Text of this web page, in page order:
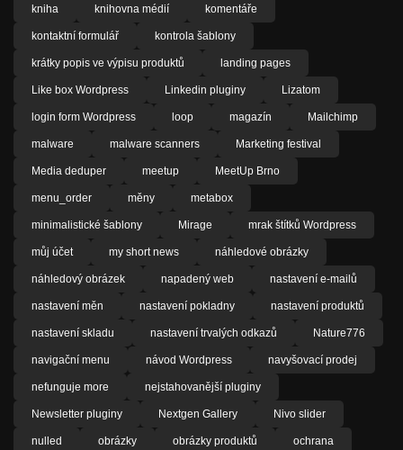
kniha knihovna médií komentáře
kontaktní formulář kontrola šablony
krátky popis ve výpisu produktů landing pages
Like box Wordpress Linkedin pluginy Lizatom
login form Wordpress loop magazín Mailchimp
malware malware scanners Marketing festival
Media deduper meetup MeetUp Brno
menu_order měny metabox
minimalistické šablony Mirage mrak štítků Wordpress
můj účet my short news náhledové obrázky
náhledový obrázek napadený web nastavení e-mailů
nastavení měn nastavení pokladny nastavení produktů
nastavení skladu nastavení trvalých odkazů Nature776
navigační menu návod Wordpress navyšovací prodej
nefunguje more nejstahovanější pluginy
Newsletter pluginy Nextgen Gallery Nivo slider
nulled obrázky obrázky produktů ochrana